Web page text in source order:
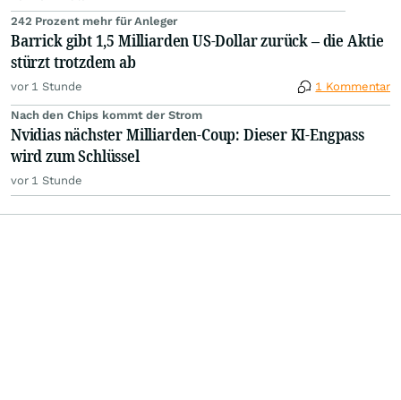
242 Prozent mehr für Anleger
Barrick gibt 1,5 Milliarden US-Dollar zurück – die Aktie
stürzt trotzdem ab
vor 1 Stunde 1 Kommentar
Nach den Chips kommt der Strom
Nvidias nächster Milliarden-Coup: Dieser KI-Engpass
wird zum Schlüssel
vor 1 Stunde